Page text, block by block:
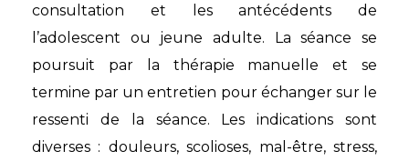
consultation et les antécédents de
l’adolescent ou jeune adulte. La séance se
poursuit par la thérapie manuelle et se
termine par un entretien pour échanger sur le
ressenti de la séance. Les indications sont
diverses : douleurs, scolioses, mal-être, stress,